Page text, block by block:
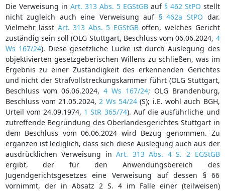
Die Verweisung in Art. 313 Abs. 5 EGStGBauf § 462 StPO stellt
nicht zugleich auch eine Verweisung auf § 462a StPO dar.
Vielmehr lässt Art. 313 Abs. 5 EGStGBoffen, welches Gericht
zuständig sein soll (OLG Stuttgart, Beschluss vom 06.06.2024, 4
Ws 167/24). Diese gesetzliche Lücke ist durch Auslegung des
objektivierten gesetzgeberischen Willens zu schließen, was im
Ergebnis zu einer Zuständigkeit des erkennenden Gerichtes
und nicht der Strafvollstreckungskammer führt (OLG Stuttgart,
Beschluss vom 06.06.2024, 4 Ws 167/24; OLG Brandenburg,
Beschluss vom 21.05.2024, 2 Ws 54/24 (S); i.E. wohl auch BGH,
Urteil vom 24.09.1974, 1 StR 365/74). Auf die ausführliche und
zutreffende Begründung des Oberlandesgerichtes Stuttgart in
dem Beschluss vom 06.06.2024 wird Bezug genommen. Zu
ergänzen ist lediglich, dass sich diese Auslegung auch aus der
ausdrücklichen Verweisung inArt. 313 Abs. 4 S. 2 EGStGB
ergibt, der für den Anwendungsbereich des
Jugendgerichtsgesetzes eine Verweisung auf dessen § 66
vornimmt, der in Absatz 2 S. 4 im Falle einer (teilweisen)